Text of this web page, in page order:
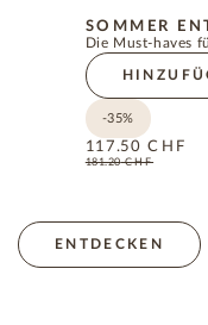
SOMMER
Die Must-haves
-35%
117.50 CHF
181.20CHF
ENTDECKEN